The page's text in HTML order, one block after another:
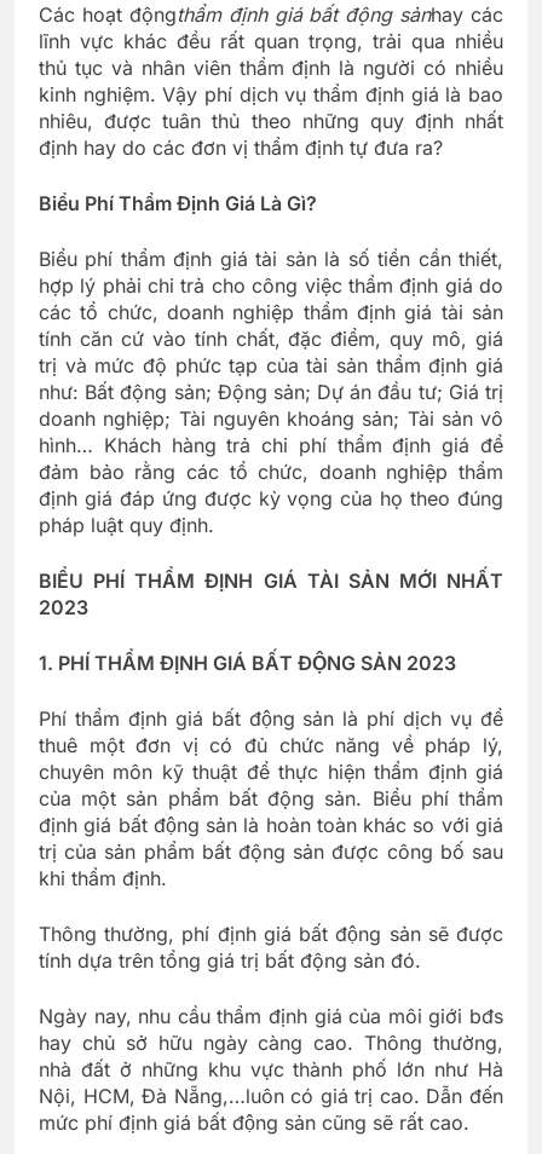
Các hoạt độngthẩm định giá bất động sảnhay các
lĩnh vực khác đều rất quan trọng, trải qua nhiều
thủ tục và nhân viên thẩm định là người có nhiều
kinh nghiệm. Vậy phí dịch vụ thẩm định giá là bao
nhiêu, được tuân thủ theo những quy định nhất
định hay do các đơn vị thẩm định tự đưa ra?
Biểu Phí Thẩm Định Giá Là Gì?
Biểu phí thẩm định giá tài sản là số tiền cần thiết,
hợp lý phải chi trả cho công việc thẩm định giá do
các tổ chức, doanh nghiệp thẩm định giá tài sản
tính căn cứ vào tính chất, đặc điểm, quy mô, giá
trị và mức độ phức tạp của tài sản thẩm định giá
như: Bất động sản; Động sản; Dự án đầu tư; Giá trị
doanh nghiệp; Tài nguyên khoáng sản; Tài sản vô
hình… Khách hàng trả chi phí thẩm định giá để
đảm bảo rằng các tổ chức, doanh nghiệp thẩm
định giá đáp ứng được kỳ vọng của họ theo đúng
pháp luật quy định.
BIỂU PHÍ THẨM ĐỊNH GIÁ TÀI SẢN MỚI NHẤT
2023
1. PHÍ THẨM ĐỊNH GIÁ BẤT ĐỘNG SẢN 2023
Phí thẩm định giá bất động sản là phí dịch vụ để
thuê một đơn vị có đủ chức năng về pháp lý,
chuyên môn kỹ thuật để thực hiện thẩm định giá
của một sản phẩm bất động sản. Biểu phí thẩm
định giá bất động sản là hoàn toàn khác so với giá
trị của sản phẩm bất động sản được công bố sau
khi thẩm định.
Thông thường, phí định giá bất động sản sẽ được
tính dựa trên tổng giá trị bất động sản đó.
Ngày nay, nhu cầu thẩm định giá của môi giới bđs
hay chủ sở hữu ngày càng cao. Thông thường,
nhà đất ở những khu vực thành phố lớn như Hà
Nội, HCM, Đà Nẵng,…luôn có giá trị cao. Dẫn đến
mức phí định giá bất động sản cũng sẽ rất cao.